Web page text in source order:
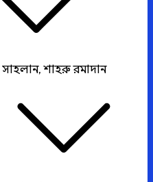
শাহরু রমাদান